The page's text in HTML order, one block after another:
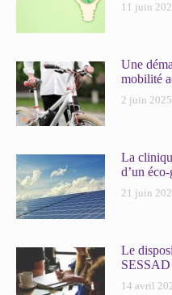
11 juin
Une
mobilité
2 juin 2025
La
d’un
21 juin
Le
14 avril